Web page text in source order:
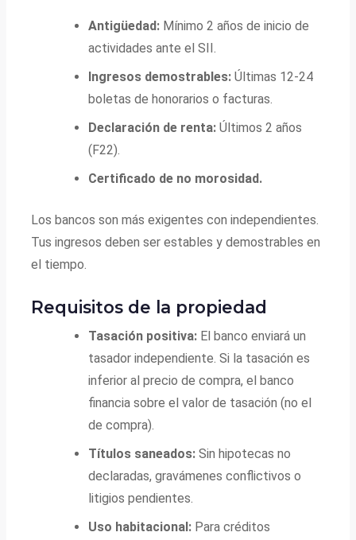
Antigüedad: Mínimo 2 años de inicio de
actividades ante el SII.
Ingresos demostrables: Últimas 12-24
boletas de honorarios o facturas.
Declaración de renta: Últimos 2 años
(F22).
Certificado de no morosidad.
Los bancos son más exigentes con independientes.
Tus ingresos deben ser estables y demostrables en
el tiempo.
Requisitos de la propiedad
Tasación positiva: El banco enviará un
tasador independiente. Si la tasación es
inferior al precio de compra, el banco
financia sobre el valor de tasación (no el
de compra).
Títulos saneados: Sin hipotecas no
declaradas, gravámenes conflictivos o
litigios pendientes.
Uso habitacional: Para créditos